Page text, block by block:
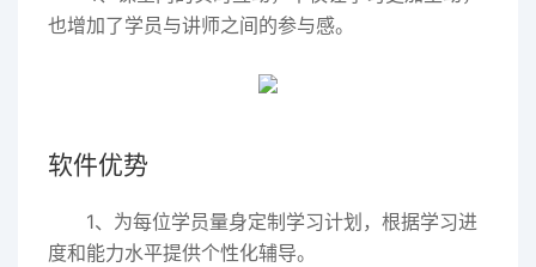
也增加了学员与讲师之间的参与感。
软件优势
1、为每位学员量身定制学习计划，根据学习进
度和能力水平提供个性化辅导。